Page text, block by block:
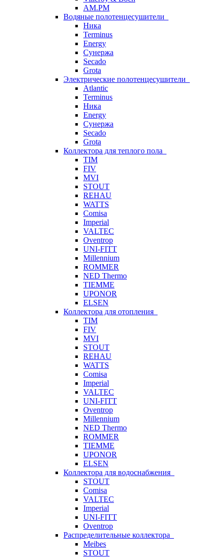
AM.PM
Водяные полотенцесушители
Ника
Terminus
Energy
Сунержа
Secado
Grota
Электрические полотенцесушители
Atlantic
Terminus
Ника
Energy
Сунержа
Secado
Grota
Коллектора для теплого пола
TIM
FIV
MVI
STOUT
REHAU
WATTS
Comisa
Imperial
VALTEC
Oventrop
UNI-FITT
Millennium
ROMMER
NED Thermo
TIEMME
UPONOR
ELSEN
Коллектора для отопления
TIM
FIV
MVI
STOUT
REHAU
WATTS
Comisa
Imperial
VALTEC
UNI-FITT
Oventrop
Millennium
NED Thermo
ROMMER
TIEMME
UPONOR
ELSEN
Коллектора для водоснабжения
STOUT
Comisa
VALTEC
Imperial
UNI-FITT
Oventrop
Распределительные коллектора
Meibes
STOUT